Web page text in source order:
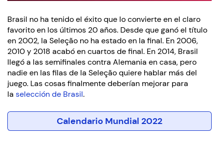
Brasil no ha tenido el éxito que lo convierte en el claro
favorito en los últimos 20 años. Desde que ganó el título
en 2002, la Seleção no ha estado en la final. En 2006,
2010 y 2018 acabó en cuartos de final. En 2014, Brasil
llegó a las semifinales contra Alemania en casa, pero
nadie en las filas de la Seleção quiere hablar más del
juego. Las cosas finalmente deberían mejorar para
la selección de Brasil.
Calendario Mundial 2022